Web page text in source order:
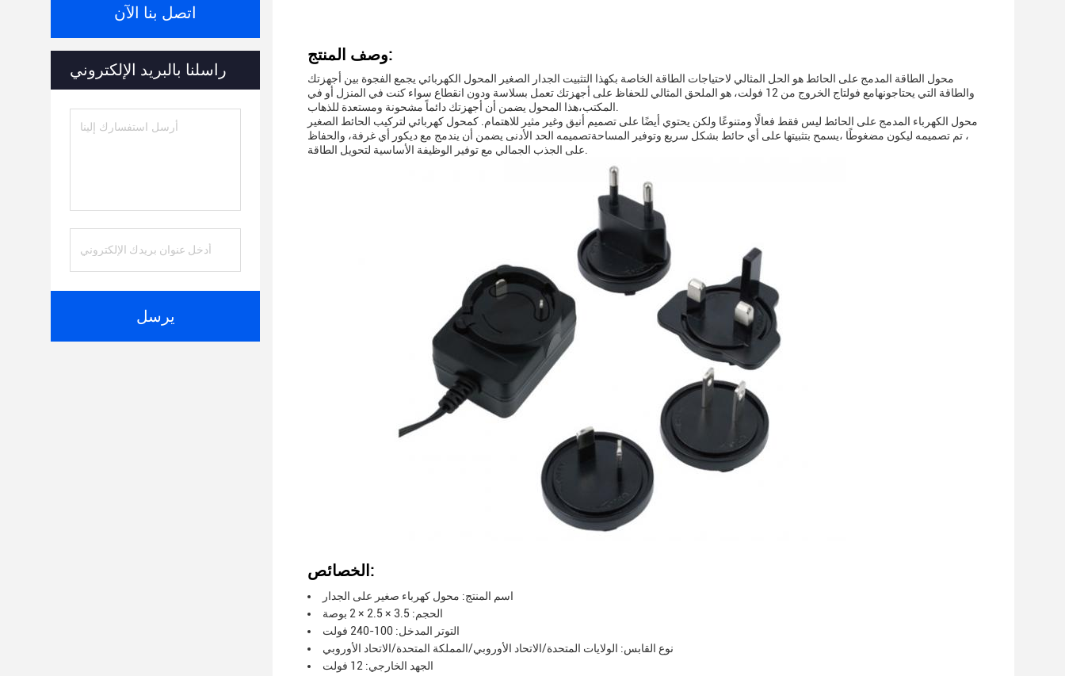
اتصل بنا الآن
راسلنا بالبريد الإلكتروني
يرسل
وصف المنتج:
محول الطاقة المدمج على الحائط هو الحل المثالي لاحتياجات الطاقة الخاصة بكهذا التثبيت الجدار الصغير المحول الكهربائي يجمع الفجوة بين أجهزتك
والطاقة التي يحتاجونهامع فولتاج الخروج من 12 فولت، هو الملحق المثالي للحفاظ على أجهزتك تعمل بسلاسة ودون انقطاع سواء كنت في المنزل أو في
محول الكهرباء المدمج على الحائط ليس فقط فعالًا ومتنوعًا ولكن يحتوي أيضًا على تصميم أنيق وغير مثير للاهتمام. كمحول كهربائي لتركيب الحائط الصغير
، تم تصميمه ليكون مضغوطًا ،يسمح بتثبيتها على أي حائط بشكل سريع وتوفير المساحةتصميمه الحد الأدنى يضمن أن يندمج مع ديكور أي غرفة، والحفاظ
الخصائص:
اسم المنتج: محول كهرباء صغير على الجدار
الحجم: 3.5 × 2.5 × 2 بوصة
التوتر المدخل: 100-240 فولت
نوع القابس: الولايات المتحدة/الاتحاد الأوروبي/المملكة المتحدة/الاتحاد الأوروبي
الجهد الخارجي: 12 فولت